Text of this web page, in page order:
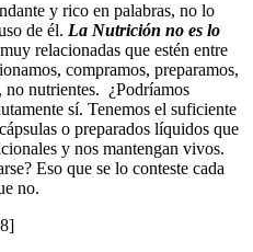
y rico en palabras, no lo
de él. La Nutrición no es lo
relacionadas que estén entre
compramos, preparamos,
no nutrientes. ¿Podríamos
sí. Tenemos el suficiente
o preparados líquidos que
y nos mantengan vivos.
Eso que se lo conteste cada
no.